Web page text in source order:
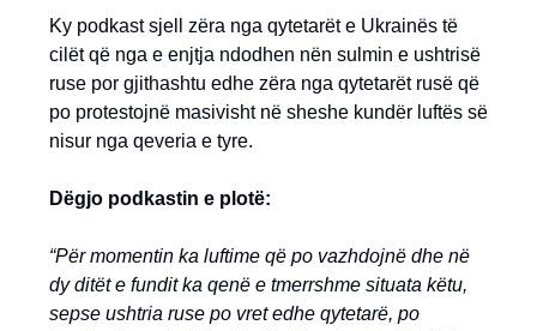
Ky podkast sjell zëra nga qytetarët e Ukrainës të
cilët që nga e enjtja ndodhen nën sulmin e ushtrisë
ruse por gjithashtu edhe zëra nga qytetarët rusë që
po protestojnë masivisht në sheshe kundër luftës së
nisur nga qeveria e tyre.
Dëgjo podkastin e plotë:
“Për momentin ka luftime që po vazhdojnë dhe në
dy ditët e fundit ka qenë e tmerrshme situata këtu,
sepse ushtria ruse po vret edhe qytetarë, po